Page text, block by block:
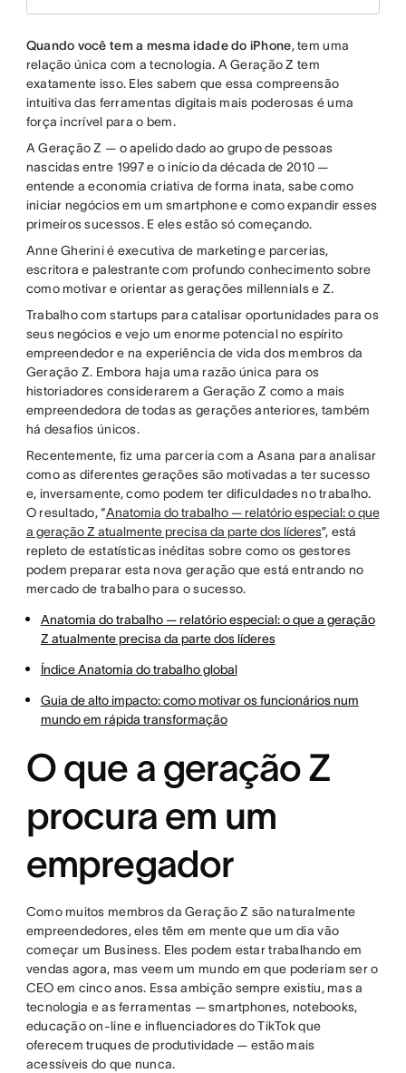
Quando você tem a mesma idade do iPhone, tem uma
relação única com a tecnologia. A Geração Z tem
exatamente isso. Eles sabem que essa compreensão
intuitiva das ferramentas digitais mais poderosas é uma
força incrível para o bem.
A Geração Z — o apelido dado ao grupo de pessoas
nascidas entre 1997 e o início da década de 2010 —
entende a economia criativa de forma inata, sabe como
iniciar negócios em um smartphone e como expandir esses
primeiros sucessos. E eles estão só começando.
Anne Gherini é executiva de marketing e parcerias,
escritora e palestrante com profundo conhecimento sobre
como motivar e orientar as gerações millennials e Z.
Trabalho com startups para catalisar oportunidades para os
seus negócios e vejo um enorme potencial no espírito
empreendedor e na experiência de vida dos membros da
Geração Z. Embora haja uma razão única para os
historiadores considerarem a Geração Z como a mais
empreendedora de todas as gerações anteriores, também
há desafios únicos.
Recentemente, fiz uma parceria com a Asana para analisar
como as diferentes gerações são motivadas a ter sucesso
e, inversamente, como podem ter dificuldades no trabalho.
O resultado, “Anatomia do trabalho — relatório especial: o que
a geração Z atualmente precisa da parte dos líderes”, está
repleto de estatísticas inéditas sobre como os gestores
podem preparar esta nova geração que está entrando no
mercado de trabalho para o sucesso.
Anatomia do trabalho — relatório especial: o que a geração
Z atualmente precisa da parte dos líderes
Índice Anatomia do trabalho global
Guia de alto impacto: como motivar os funcionários num
mundo em rápida transformação
O que a geração Z
procura em um
empregador
Como muitos membros da Geração Z são naturalmente
empreendedores, eles têm em mente que um dia vão
começar um Business. Eles podem estar trabalhando em
vendas agora, mas veem um mundo em que poderiam ser o
CEO em cinco anos. Essa ambição sempre existiu, mas a
tecnologia e as ferramentas — smartphones, notebooks,
educação on-line e influenciadores do TikTok que
oferecem truques de produtividade — estão mais
acessíveis do que nunca.